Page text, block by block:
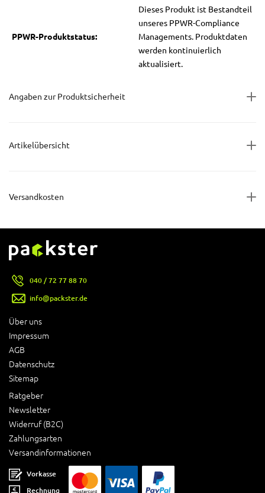
PPWR-Produktstatus:
Dieses Produkt ist Bestandteil
unseres PPWR-Compliance
Managements. Produktdaten
werden kontinuierlich
aktualisiert.
Angaben zur Produktsicherheit
Artikelübersicht
Versandkosten
Über uns
Impressum
AGB
Datenschutz
Sitemap
Ratgeber
Newsletter
Widerruf (B2C)
Zahlungsarten
Versandinformationen
040 / 72 77 88 70
info@packster.de
Vorkasse
Rechnung